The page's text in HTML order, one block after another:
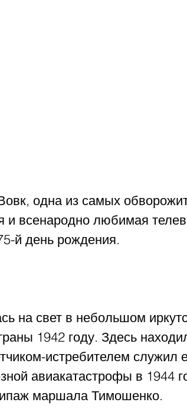
одна из самых
и всенародно любимая
й день рождения.
на свет в небольшом
1942 году. Здесь
истребителем служил
авиакатастрофы в 1944
маршала Тимошенко.